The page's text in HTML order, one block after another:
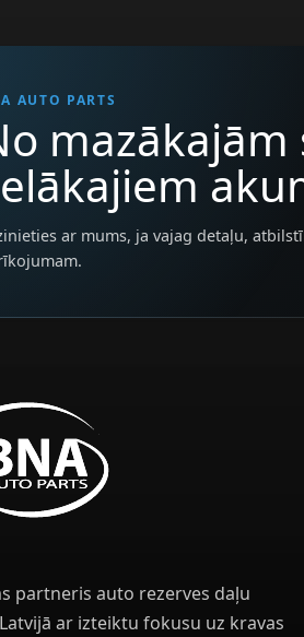
AUTO PARTS
ar mums, ja vajag detaļu,
partneris auto rezerves daļu
ar izteiktu fokusu uz kravas